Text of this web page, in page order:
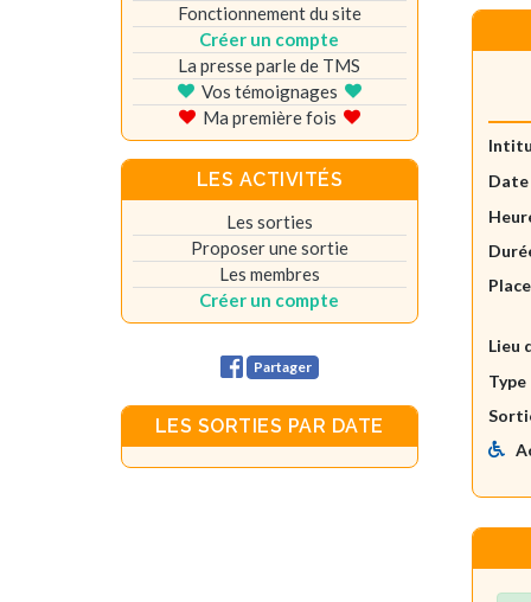
Date
Lieu
Fonctionnement du site
Créer un compte
La presse parle de TMS
Vos témoignages
Ma première fois
LES ACTIVITÉS
Les sorties
Proposer une sortie
Les membres
Créer un compte
Partager
LES SORTIES PAR DATE